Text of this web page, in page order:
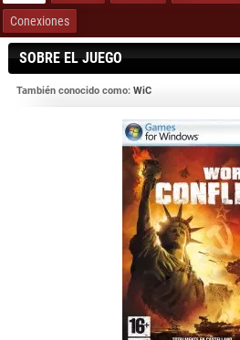
Conexiones
SOBRE EL JUEGO
También conocido como: WiC